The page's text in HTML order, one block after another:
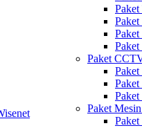
Paket
Paket
Paket